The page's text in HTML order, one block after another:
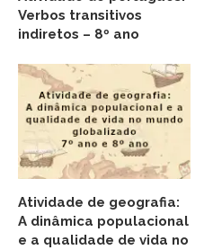
Verbos transitivos
indiretos – 8º ano
Atividade de geografia:
A dinâmica populacional
e a qualidade de vida no